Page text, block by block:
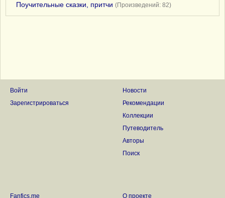
Поучительные сказки, притчи (Произведений: 82)
Войти
Зарегистрироваться
Новости
Рекомендации
Коллекции
Путеводитель
Авторы
Поиск
Fanfics.me О проекте